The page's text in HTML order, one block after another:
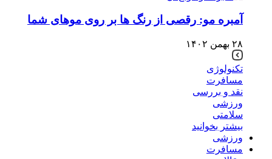
آمبره مو: رقصی از رنگ ها بر روی موهای شما
۲۸ بهمن ۱۴۰۲
تکنولوژی
مسافرت
نقد و بررسی
ورزشی
سلامتی
بیشتر بخوانید
ورزشی
مسافرت